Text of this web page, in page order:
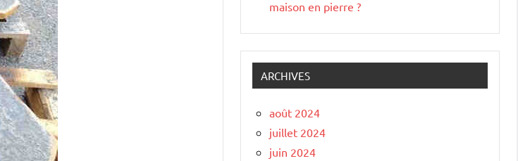
maison en pierre ?
ARCHIVES
août 2024
juillet 2024
juin 2024